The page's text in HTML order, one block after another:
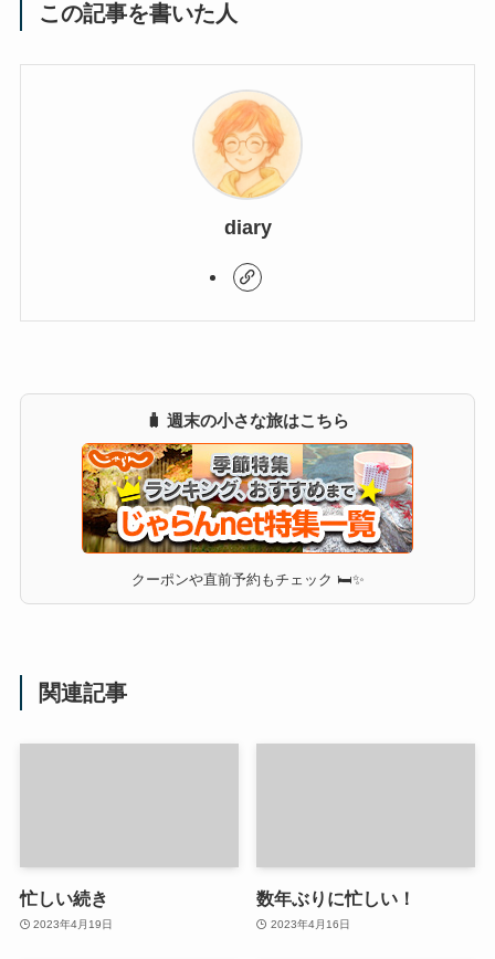
この記事を書いた人
diary
🧳 週末の小さな旅はこちら
クーポンや直前予約もチェック 🛏✨
関連記事
忙しい続き
2023年4月19日
数年ぶりに忙しい！
2023年4月16日